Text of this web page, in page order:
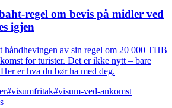
regel om bevis på midler ved
igjen
håndhevingen av sin regel om 20 000 THB
for turister. Det er ikke nytt – bare
er hva du bør ha med deg.
#visumfritak#visum-ved-ankomst